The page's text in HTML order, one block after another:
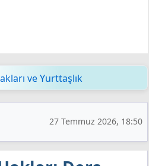
ve Yurttaşlık
27 Temmuz 2026, 18:50